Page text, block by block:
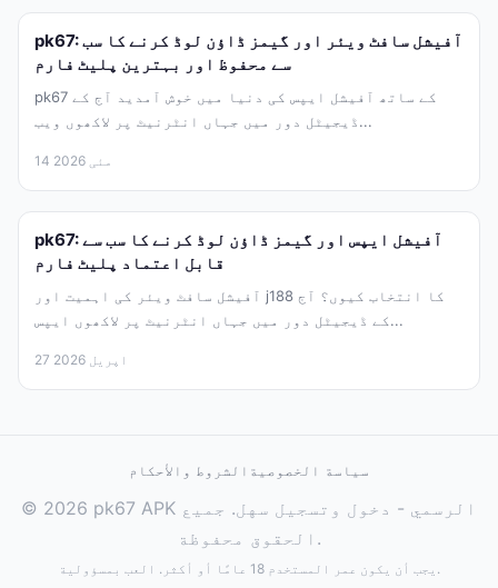
pk67: آفیشل سافٹ ویئر اور گیمز ڈاؤن لوڈ کرنے کا سب
سے محفوظ اور بہترین پلیٹ فارم
pk67 کے ساتھ آفیشل ایپس کی دنیا میں خوش آمدید آج کے
ڈیجیٹل دور میں جہاں انٹرنیٹ پر لاکھوں ویب...
14 مئی 2026
pk67: آفیشل ایپس اور گیمز ڈاؤن لوڈ کرنے کا سب سے
قابل اعتماد پلیٹ فارم
آفیشل سافٹ ویئر کی اہمیت اور j188 کا انتخاب کیوں؟ آج
کے ڈیجیٹل دور میں جہاں انٹرنیٹ پر لاکھوں ایپس...
27 اپریل 2026
الشروط والأحكام سياسة الخصوصية
© 2026 pk67 APK الرسمي - دخول وتسجيل سهل. جميع
الحقوق محفوظة.
يجب أن يكون عمر المستخدم 18 عامًا أو أكثر. العب بمسؤولية.